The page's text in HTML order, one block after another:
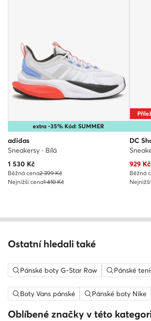
extra -35% Kód: SUMMER
adidas
Sneakersy · Bílá
Aktuální cena
1 530 Kč
Běžná cena2 399 Kč
Nejnižší cena1 410 Kč
DC
929Kč
Běžná
Ostatní hledali také
Pánské boty G-Star Raw Pánské
Boty Vans pánské Pánské boty Nike
Oblíbené značky v této